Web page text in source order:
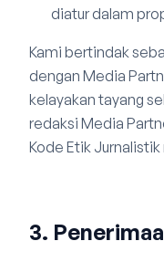
diatur dalam
Kami bertindak
dengan Media
kelayakan tayang
redaksi Media
Kode Etik
3.